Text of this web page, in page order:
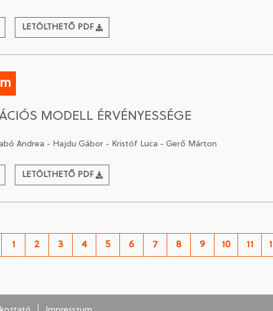
LETÖLTHETŐ PDF
MODELL ÉRVÉNYESSÉGE
Andrea - Hajdu Gábor - Kristóf Luca - Gerő Márton
LETÖLTHETŐ PDF
1 2 3 4 5 6 7 8 9 10 11